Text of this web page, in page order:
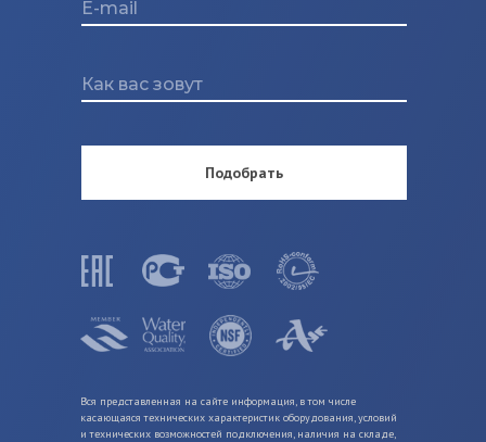
Подобрать
Вся представленная на сайте информация, в том числе
касающаяся технических характеристик оборудования, условий
и технических возможностей подключения, наличия на складе,